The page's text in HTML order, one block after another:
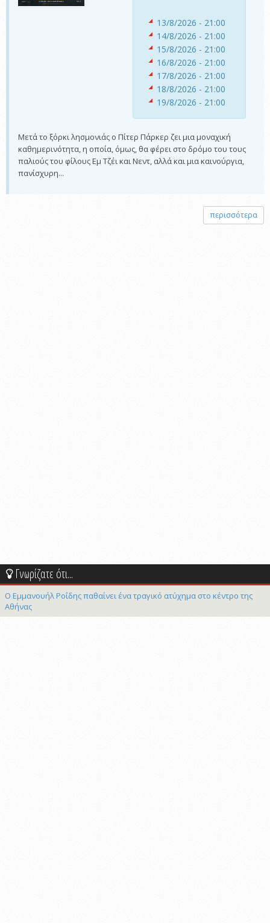
13/8/2026 - 21:00
14/8/2026 - 21:00
15/8/2026 - 21:00
16/8/2026 - 21:00
17/8/2026 - 21:00
18/8/2026 - 21:00
19/8/2026 - 21:00
Μετά το ξόρκι λησμονιάς ο Πίτερ Πάρκερ ζει μια μοναχική
καθημερινότητα, η οποία, όμως, θα φέρει στο δρόμο του τους
παλιούς του φίλους Εμ Τζέι και Νεντ, αλλά και μια καινούργια,
πανίσχυρη...
περισσότερα
Γνωρίζατε ότι...
Ο Εμμανουήλ Ροΐδης παθαίνει ένα τραγικό ατύχημα στο κέντρο της
Αθήνας